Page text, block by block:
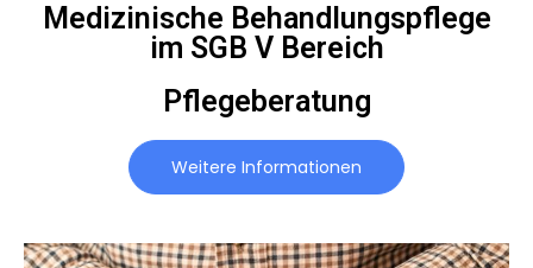
Medizinische Behandlungspflege
im SGB V Bereich
Pflegeberatung
Weitere Informationen